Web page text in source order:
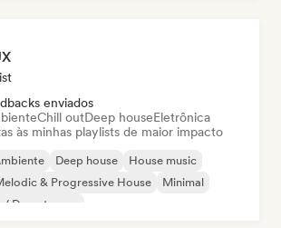
enviados
Chill outDeep houseEletrônica
às minhas playlists de maior impacto
Deep house
House music
& Progressive House
Minimal
Downtempo